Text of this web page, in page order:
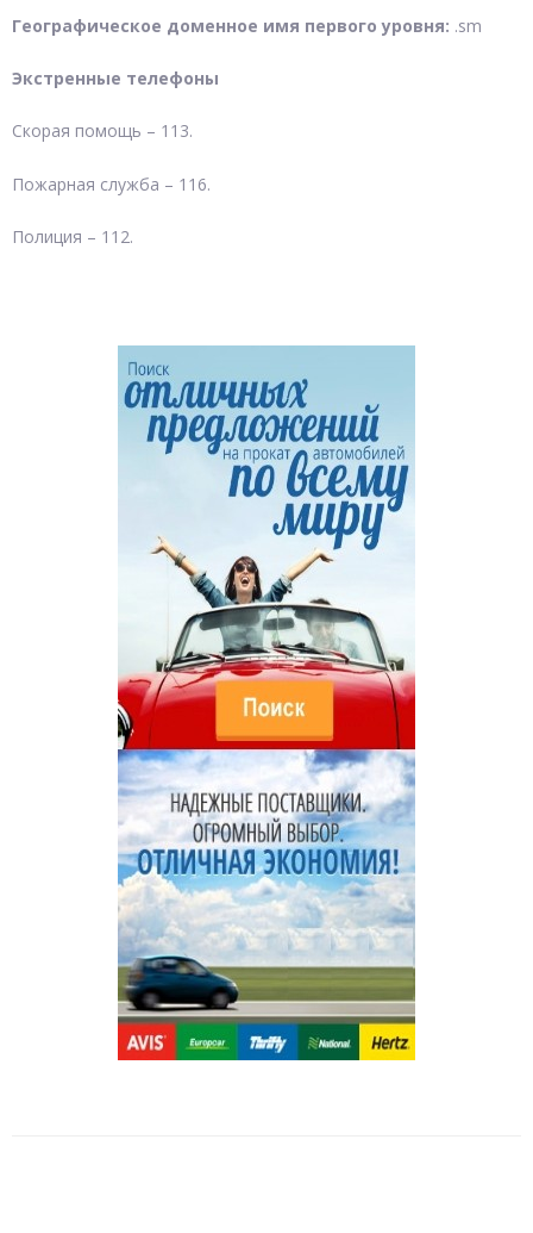
Географическое доменное имя первого уровня: .sm
Экстренные телефоны
Скорая помощь – 113.
Пожарная служба – 116.
Полиция – 112.